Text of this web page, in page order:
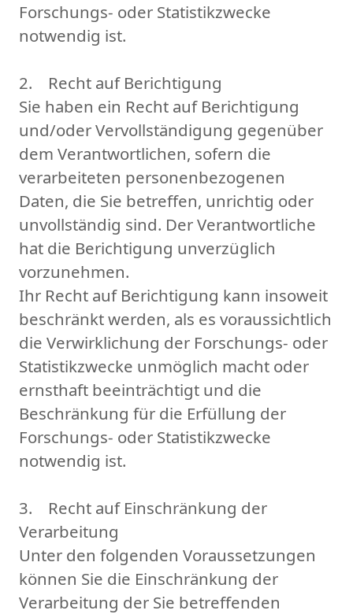
Forschungs- oder Statistikzwecke
notwendig ist.
2. Recht auf Berichtigung
Sie haben ein Recht auf Berichtigung
und/oder Vervollständigung gegenüber
dem Verantwortlichen, sofern die
verarbeiteten personenbezogenen
Daten, die Sie betreffen, unrichtig oder
unvollständig sind. Der Verantwortliche
hat die Berichtigung unverzüglich
vorzunehmen.
Ihr Recht auf Berichtigung kann insoweit
beschränkt werden, als es voraussichtlich
die Verwirklichung der Forschungs- oder
Statistikzwecke unmöglich macht oder
ernsthaft beeinträchtigt und die
Beschränkung für die Erfüllung der
Forschungs- oder Statistikzwecke
notwendig ist.
3. Recht auf Einschränkung der
Verarbeitung
Unter den folgenden Voraussetzungen
können Sie die Einschränkung der
Verarbeitung der Sie betreffenden